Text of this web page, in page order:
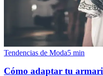
Tendencias de Moda5 min
Cómo adaptar tu